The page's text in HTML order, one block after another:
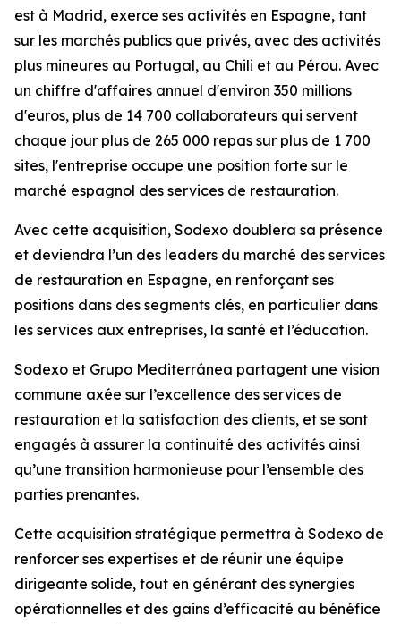
est à Madrid, exerce ses activités en Espagne, tant
sur les marchés publics que privés, avec des activités
plus mineures au Portugal, au Chili et au Pérou. Avec
un chiffre d'affaires annuel d'environ 350 millions
d'euros, plus de 14 700 collaborateurs qui servent
chaque jour plus de 265 000 repas sur plus de 1 700
sites, l'entreprise occupe une position forte sur le
marché espagnol des services de restauration.
Avec cette acquisition, Sodexo doublera sa présence
et deviendra l’un des leaders du marché des services
de restauration en Espagne, en renforçant ses
positions dans des segments clés, en particulier dans
les services aux entreprises, la santé et l’éducation.
Sodexo et Grupo Mediterránea partagent une vision
commune axée sur l’excellence des services de
restauration et la satisfaction des clients, et se sont
engagés à assurer la continuité des activités ainsi
qu’une transition harmonieuse pour l’ensemble des
parties prenantes.
Cette acquisition stratégique permettra à Sodexo de
renforcer ses expertises et de réunir une équipe
dirigeante solide, tout en générant des synergies
opérationnelles et des gains d’efficacité au bénéfice